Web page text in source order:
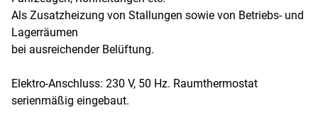
Als Zusatzheizung von Stallungen sowie von Betriebs- und
Lagerräumen
bei ausreichender Belüftung.
Elektro-Anschluss: 230 V, 50 Hz. Raumthermostat
serienmäßig eingebaut.